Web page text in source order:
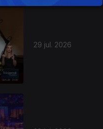
29 jul. 2026